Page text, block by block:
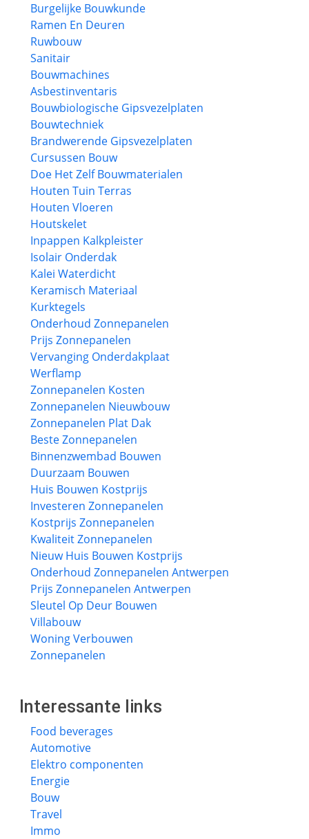
Burgelijke Bouwkunde
Ramen En Deuren
Ruwbouw
Sanitair
Bouwmachines
Asbestinventaris
Bouwbiologische Gipsvezelplaten
Bouwtechniek
Brandwerende Gipsvezelplaten
Cursussen Bouw
Doe Het Zelf Bouwmaterialen
Houten Tuin Terras
Houten Vloeren
Houtskelet
Inpappen Kalkpleister
Isolair Onderdak
Kalei Waterdicht
Keramisch Materiaal
Kurktegels
Onderhoud Zonnepanelen
Prijs Zonnepanelen
Vervanging Onderdakplaat
Werflamp
Zonnepanelen Kosten
Zonnepanelen Nieuwbouw
Zonnepanelen Plat Dak
Beste Zonnepanelen
Binnenzwembad Bouwen
Duurzaam Bouwen
Huis Bouwen Kostprijs
Investeren Zonnepanelen
Kostprijs Zonnepanelen
Kwaliteit Zonnepanelen
Nieuw Huis Bouwen Kostprijs
Onderhoud Zonnepanelen Antwerpen
Prijs Zonnepanelen Antwerpen
Sleutel Op Deur Bouwen
Villabouw
Woning Verbouwen
Zonnepanelen
Interessante links
Food beverages
Automotive
Elektro componenten
Energie
Bouw
Travel
Immo